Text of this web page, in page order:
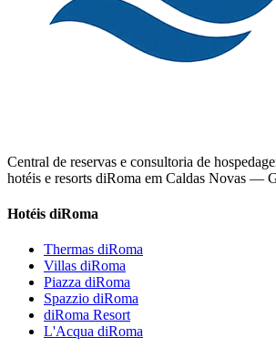
Central de reservas e consultoria de
hotéis e resorts diRoma em Caldas Novas —
Hotéis diRoma
Thermas diRoma
Villas diRoma
Piazza diRoma
Spazzio diRoma
diRoma Resort
L'Acqua diRoma